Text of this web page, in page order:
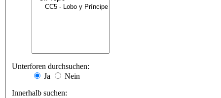
Unterforen durchsuchen:
Ja
Nein
Innerhalb suchen: